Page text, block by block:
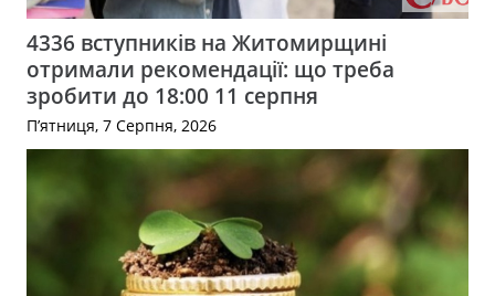
4336 вступників на Житомирщині
отримали рекомендації: що треба
зробити до 18:00 11 серпня
П’ятниця, 7 Серпня, 2026